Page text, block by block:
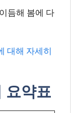
듬해 봄에 다
대해 자세히
요약표